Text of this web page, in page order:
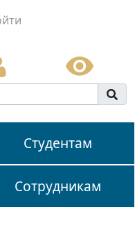
Студентам
Сотрудникам